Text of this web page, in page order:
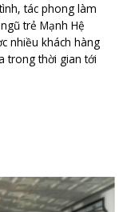
đã liên hệ làm việc
ngờ với tính chuyên
nhân viên nhiệt
kế và thi công của